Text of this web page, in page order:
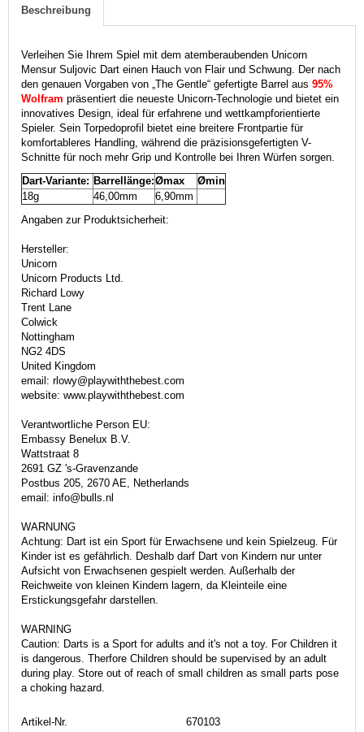
Beschreibung
Verleihen Sie Ihrem Spiel mit dem atemberaubenden Unicorn
Mensur Suljovic Dart einen Hauch von Flair und Schwung. Der nach
den genauen Vorgaben von „The Gentle“ gefertigte Barrel aus 95%
Wolfram präsentiert die neueste Unicorn-Technologie und bietet ein
innovatives Design, ideal für erfahrene und wettkampforientierte
Spieler. Sein Torpedoprofil bietet eine breitere Frontpartie für
komfortableres Handling, während die präzisionsgefertigten V-
Schnitte für noch mehr Grip und Kontrolle bei Ihren Würfen sorgen.
Dart-Variante: Barrellänge:Ømax
Ømin
18g
46,00mm
6,90mm
Angaben zur Produktsicherheit:
Hersteller:
Unicorn
Unicorn Products Ltd.
Richard Lowy
Trent Lane
Colwick
Nottingham
NG2 4DS
United Kingdom
email: rlowy@playwiththebest.com
website: www.playwiththebest.com
Verantwortliche Person EU:
Embassy Benelux B.V.
Wattstraat 8
2691 GZ 's-Gravenzande
Postbus 205, 2670 AE, Netherlands
email: info@bulls.nl
WARNUNG
Achtung: Dart ist ein Sport für Erwachsene und kein Spielzeug. Für
Kinder ist es gefährlich. Deshalb darf Dart von Kindern nur unter
Aufsicht von Erwachsenen gespielt werden. Außerhalb der
Reichweite von kleinen Kindern lagern, da Kleinteile eine
Erstickungsgefahr darstellen.
WARNING
Caution: Darts is a Sport for adults and it's not a toy. For Children it
is dangerous. Therfore Children should be supervised by an adult
during play. Store out of reach of small children as small parts pose
a choking hazard.
Artikel-Nr.
670103